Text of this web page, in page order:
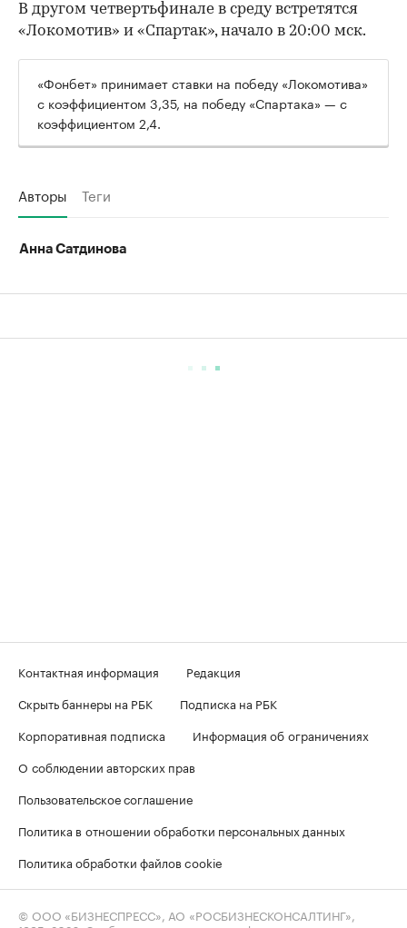
В другом четвертьфинале в среду встретятся
«Локомотив» и «Спартак», начало в 20:00 мск.
«Фонбет» принимает ставки на победу «Локомотива»
с коэффициентом 3,35, на победу «Спартака» — с
коэффициентом 2,4.
Авторы Теги
Анна Сатдинова
Контактная информация
Редакция
Скрыть баннеры на РБК
Подписка на РБК
Корпоративная подписка
Информация об ограничениях
О соблюдении авторских прав
Пользовательское соглашение
Политика в отношении обработки персональных данных
Политика обработки файлов cookie
© ООО «БИЗНЕСПРЕСС», АО «РОСБИЗНЕСКОНСАЛТИНГ»,